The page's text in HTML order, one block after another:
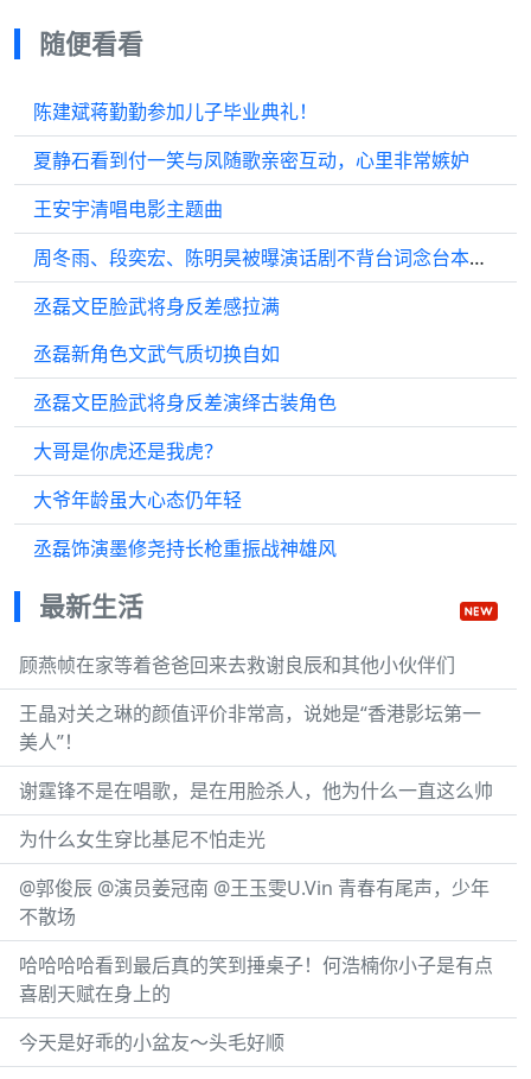
随便看看
陈建斌蒋勤勤参加儿子毕业典礼！
夏静石看到付一笑与凤随歌亲密互动，心里非常嫉妒
王安宇清唱电影主题曲
周冬雨、段奕宏、陈明昊被曝演话剧不背台词念台本，观众怒了：花880元来看排练？
丞磊文臣脸武将身反差感拉满
丞磊新角色文武气质切换自如
丞磊文臣脸武将身反差演绎古装角色
大哥是你虎还是我虎？
大爷年龄虽大心态仍年轻
丞磊饰演墨修尧持长枪重振战神雄风
最新生活
顾燕帧在家等着爸爸回来去救谢良辰和其他小伙伴们
王晶对关之琳的颜值评价非常高，说她是“香港影坛第一
美人”！
谢霆锋不是在唱歌，是在用脸杀人，他为什么一直这么帅
为什么女生穿比基尼不怕走光
@郭俊辰 @演员姜冠南 @王玉雯U.Vin 青春有尾声，少年
不散场
哈哈哈哈看到最后真的笑到捶桌子！何浩楠你小子是有点
喜剧天赋在身上的
今天是好乖的小盆友～头毛好顺